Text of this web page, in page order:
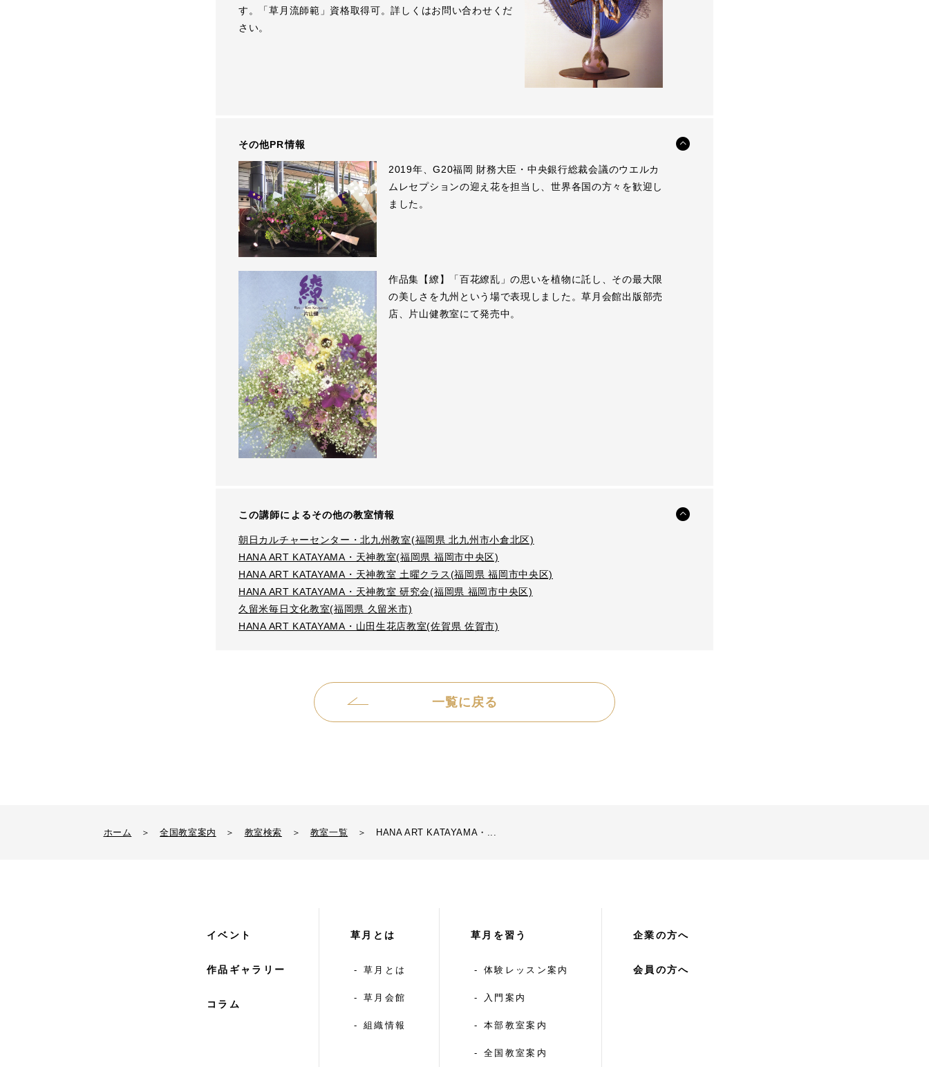
す。「草月流師範」資格取得可。詳しくはお問い合わせくだ
さい。
その他PR情報
2019年、G20福岡 財務大臣・中央銀行総裁会議のウエルカ
ムレセプションの迎え花を担当し、世界各国の方々を歓迎し
ました。
作品集【繚】「百花繚乱」の思いを植物に託し、その最大限
の美しさを九州という場で表現しました。草月会館出版部売
店、片山健教室にて発売中。
この講師によるその他の教室情報
朝日カルチャーセンター・北九州教室(福岡県 北九州市小倉北区)
HANA ART KATAYAMA・天神教室(福岡県 福岡市中央区)
HANA ART KATAYAMA・天神教室 土曜クラス(福岡県 福岡市中央区)
HANA ART KATAYAMA・天神教室 研究会(福岡県 福岡市中央区)
久留米毎日文化教室(福岡県 久留米市)
HANA ART KATAYAMA・山田生花店教室(佐賀県 佐賀市)
一覧に戻る
ホーム ＞ 全国教室案内 ＞ 教室検索 ＞ 教室一覧 ＞ HANA ART KATAYAMA・...
イベント
作品ギャラリー
コラム
草月とは
草月とは
草月会館
組織情報
草月を習う
体験レッスン案内
入門案内
本部教室案内
全国教室案内
企業の方へ
会員の方へ